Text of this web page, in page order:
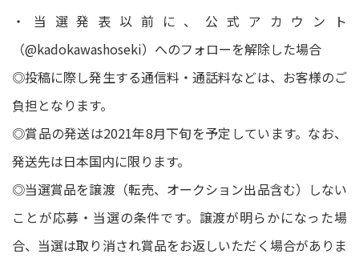
・当選発表以前に、公式アカウント
（@kadokawashoseki）へのフォローを解除した場合
◎投稿に際し発生する通信料・通話料などは、お客様のご
負担となります。
◎賞品の発送は2021年8月下旬を予定しています。なお、
発送先は日本国内に限ります。
◎当選賞品を譲渡（転売、オークション出品含む）しない
ことが応募・当選の条件です。譲渡が明らかになった場
合、当選は取り消され賞品をお返しいただく場合がありま